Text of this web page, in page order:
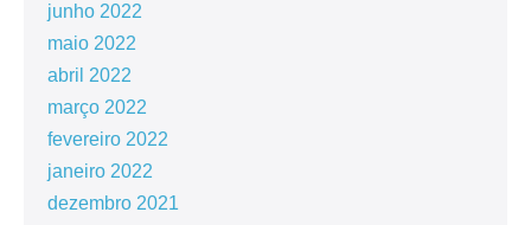
junho 2022
maio 2022
abril 2022
março 2022
fevereiro 2022
janeiro 2022
dezembro 2021